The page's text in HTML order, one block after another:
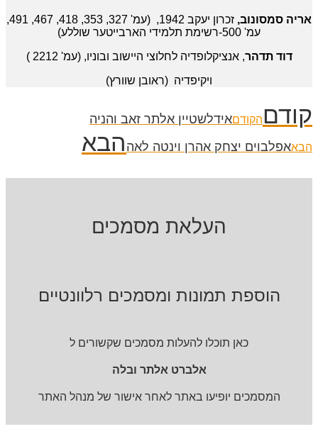
אריה סמסונוב,
זכרון יעקב 1942, (עמ' 327, 353, 418, 467, 491,
עמ' 500-רשימת תלמידי הארבייטער שוללע)
דוד תדהר, אנציקלופדיה לחלוצי היישוב ובוניו, (עמ' 2212 )
ויקיפדיה (ראובן שוורץ)
קודם הקודםאידלשטיין אלתר זאב והניה
הבאאפלבוים יצחק אהרן וינטה לאה הבא
העלאת מסמכים
הוספת תמונות ומסמכים רלוונטיים
כאן תוכלו להעלות מסמכים שקשורים ל
אלברט אלתר ובלה
המסמכים יופיעו באתר לאחר אישור של מנהל האתר